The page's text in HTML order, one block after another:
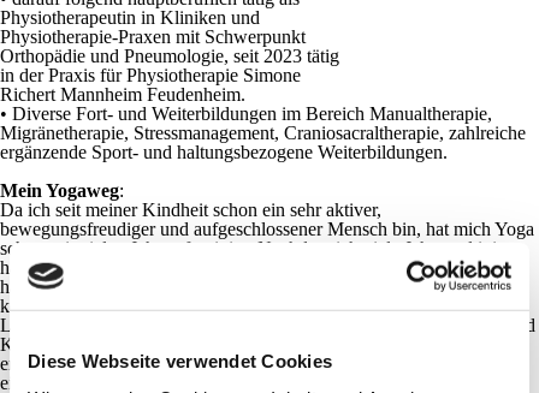
Diese Webseite verwendet Cookies
Physiotherapeutin in Kliniken und
Physiotherapie-Praxen mit Schwerpunkt
Orthopädie und Pneumologie, seit 2023 tätig
in der Praxis für Physiotherapie Simone
Richert Mannheim Feudenheim.
• Diverse Fort- und Weiterbildungen im Bereich Manualtherapie,
Migränetherapie, Stressmanagement, Craniosacraltherapie, zahlreiche
ergänzende Sport- und haltungsbezogene Weiterbildungen.
Mein Yogaweg:
Da ich seit meiner Kindheit schon ein sehr aktiver,
bewegungsfreudiger und aufgeschlossener Mensch bin, hat mich Yoga
schon seit vielen Jahren fasziniert.Nachdem ich viele Jahre voltigiert
habe, Ski gefahren und geritten bin, Ballett und Tanzen praktiziert
habe und auch im Fitnessstudio aktiv war, fehlte mir neben der
körperlichen Komponente noch ein mentaler Ausgleich.Am eigenen
Leib durfte ich die wohltuende Wirkung des Hatha Yoga auf Geist und
Körper erfahren, da ich aufgrund jahrzehntelanger Migräneanfälle
endlich Linderung verspürte, nachdem ich vor etlichen Jahren an
einem Yoga-Kurs bei Ralf Waldkirch, damals noch im Pfeifferswörth,